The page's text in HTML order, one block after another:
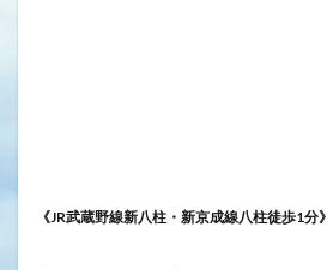
《JR武蔵野線新八柱・新京成線八柱徒歩1分》